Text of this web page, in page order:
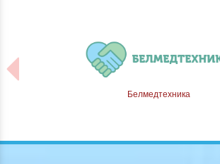
Белмедтехника